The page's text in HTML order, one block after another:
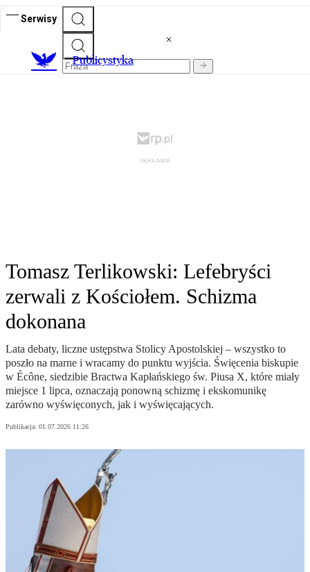
Serwisy
Publicystyka
Tomasz Terlikowski: Lefebryści
zerwali z Kościołem. Schizma
dokonana
Lata debaty, liczne ustępstwa Stolicy Apostolskiej – wszystko to
poszło na marne i wracamy do punktu wyjścia. Święcenia biskupie
w Écône, siedzibie Bractwa Kapłańskiego św. Piusa X, które miały
miejsce 1 lipca, oznaczają ponowną schizmę i ekskomunikę
zarówno wyświęconych, jak i wyświęcających.
Publikacja: 01.07.2026 11:26